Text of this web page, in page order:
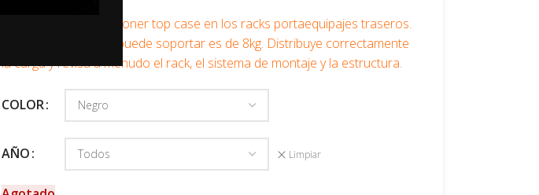
No recomendamos poner top case en los racks portaequipajes traseros.
El peso máximo que puede soportar es de 8kg. Distribuye correctamente
la carga y revisa a menudo el rack, el sistema de montaje y la estructura.
COLOR
AÑO Limpiar